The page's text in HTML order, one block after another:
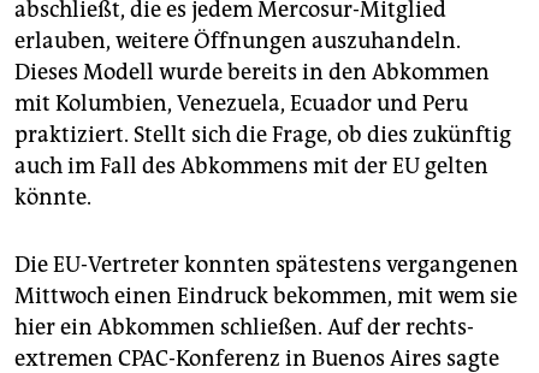
abschließt, die es jedem Mercosur-Mitglied
erlauben, weitere Öffnungen auszuhandeln.
Dieses Modell wurde bereits in den Abkommen
mit Kolumbien, Venezuela, Ecuador und Peru
praktiziert. Stellt sich die Frage, ob dies zukünftig
auch im Fall des Abkommens mit der EU gelten
könnte.
Die EU-Vertreter konnten spätestens vergangenen
Mittwoch einen Eindruck bekommen, mit wem sie
hier ein Abkommen schließen. Auf der rechts­
extremen CPAC-Konferenz in Buenos Aires sagte